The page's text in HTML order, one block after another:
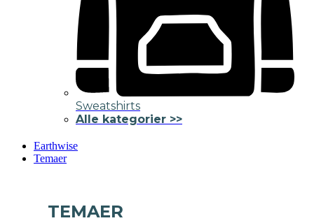
Sweatshirts
Alle kategorier >>
Earthwise
Temaer
TEMAER